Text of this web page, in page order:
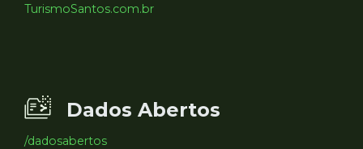
TurismoSantos.com.br
Dados Abertos
/dadosabertos